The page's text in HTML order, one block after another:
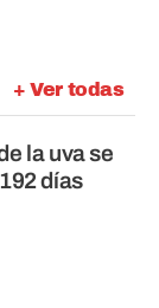
+ Ver todas
la uva se
días